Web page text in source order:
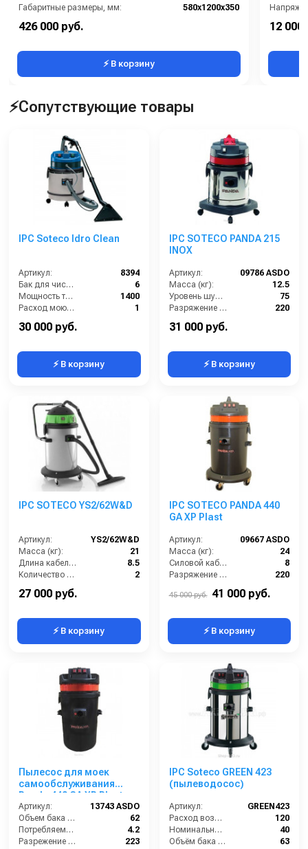
Габаритные размеры, мм:
580x1200x350
Напряжение, В:
Сегмент:
426 000 руб.
⚡ В корзину
12 000
⚡Сопутствующие товары
IPC Soteco Idro Clean
Артикул:
8394
Бак для чистой воды (л):
6
Мощность турбины (Вт):
1400
Расход моющего раствора (л/мин):
1
Разряжение (мБар):
30 000 руб.
⚡ В корзину
IPC SOTECO PANDA 215
INOX
Артикул:
09786 ASDO
Масса (кг):
12.5
Уровень шума (дБ):
75
Разряжение (мБар):
220
Размеры (ДхШхВ):
31 000 руб.
⚡ В корзину
IPC SOTECO YS2/62W&D
Артикул:
YS2/62W&D
Масса (кг):
21
Длина кабеля (м):
8.5
Количество турбин (шт):
2
27 000 руб.
⚡ В корзину
IPC SOTECO PANDA 440
GA XP Plast
Артикул:
09667 ASDO
Масса (кг):
24
Силовой кабель (м):
8
Разряжение (мБар):
220
45 000 руб. 41 000 руб.
⚡ В корзину
Пылесос для моек
самообслуживания
Panda 440 GA XP Plast
CARWASH
Артикул:
13743 ASDO
Объем бака (л):
62
Потребляемая мощность (кВт):
4.2
Разрежение / сила всасывания (мбар):
223
IPC Soteco GREEN 423
(пылеводосос)
Артикул:
GREEN423
Расход воздуха (л/сек):
120
Номинальный диаметр принадлежностей (мм):
40
Объём бака (л):
63